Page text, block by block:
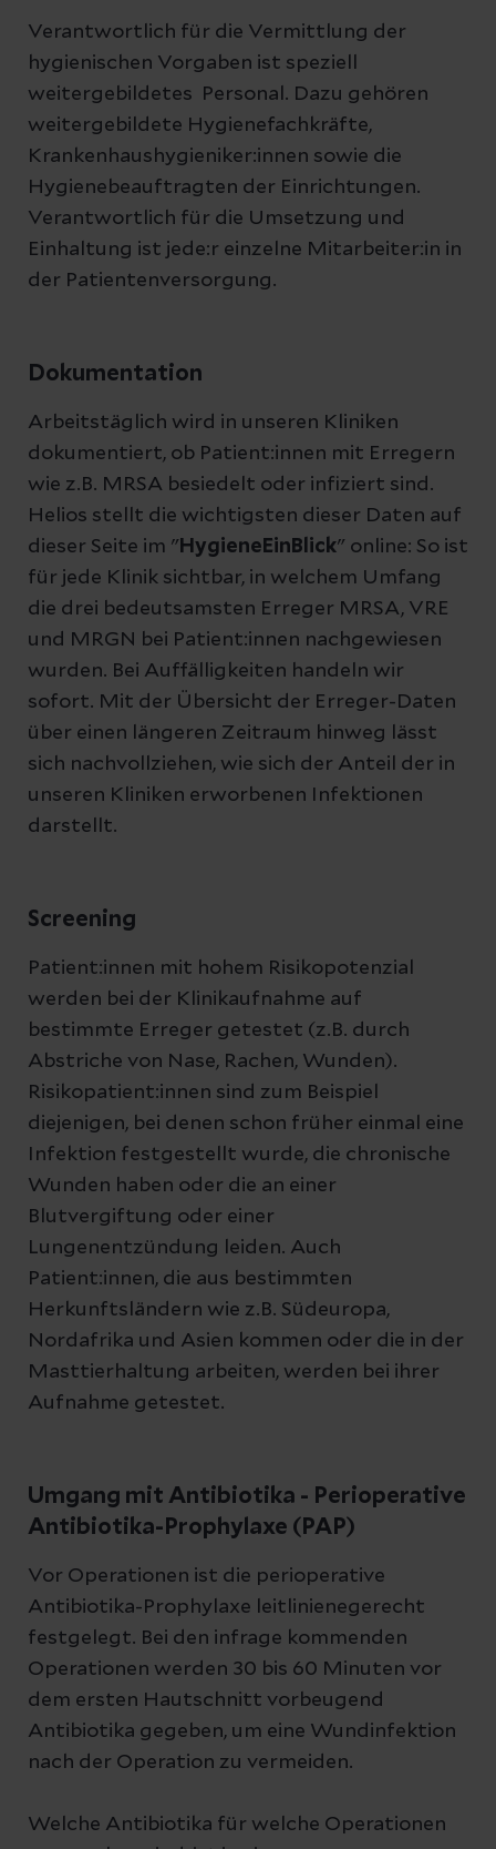
Verantwortlich für die Vermittlung der
hygienischen Vorgaben ist speziell
weitergebildetes Personal. Dazu gehören
weitergebildete Hygienefachkräfte,
Krankenhaushygieniker:innen sowie die
Hygienebeauftragten der Einrichtungen.
Verantwortlich für die Umsetzung und
Einhaltung ist jede:r einzelne Mitarbeiter:in in
der Patientenversorgung.
Dokumentation
Arbeitstäglich wird in unseren Kliniken
dokumentiert, ob Patient:innen mit Erregern
wie z.B. MRSA besiedelt oder infiziert sind.
Helios stellt die wichtigsten dieser Daten auf
dieser Seite im " HygieneEinBlick" online: So ist
für jede Klinik sichtbar, in welchem Umfang
die drei bedeutsamsten Erreger MRSA, VRE
und MRGN bei Patient:innen nachgewiesen
wurden. Bei Auffälligkeiten handeln wir
sofort. Mit der Übersicht der Erreger-Daten
über einen längeren Zeitraum hinweg lässt
sich nachvollziehen, wie sich der Anteil der in
unseren Kliniken erworbenen Infektionen
darstellt.
Screening
Patient:innen mit hohem Risikopotenzial
werden bei der Klinikaufnahme auf
bestimmte Erreger getestet (z.B. durch
Abstriche von Nase, Rachen, Wunden).
Risikopatient:innen sind zum Beispiel
diejenigen, bei denen schon früher einmal eine
Infektion festgestellt wurde, die chronische
Wunden haben oder die an einer
Blutvergiftung oder einer
Lungenentzündung leiden. Auch
Patient:innen, die aus bestimmten
Herkunftsländern wie z.B. Südeuropa,
Nordafrika und Asien kommen oder die in der
Masttierhaltung arbeiten, werden bei ihrer
Aufnahme getestet.
Umgang mit Antibiotika - Perioperative
Antibiotika-Prophylaxe (PAP)
Vor Operationen ist die perioperative
Antibiotika-Prophylaxe leitlinienegerecht
festgelegt. Bei den infrage kommenden
Operationen werden 30 bis 60 Minuten vor
dem ersten Hautschnitt vorbeugend
Antibiotika gegeben, um eine Wundinfektion
nach der Operation zu vermeiden.
Welche Antibiotika für welche Operationen